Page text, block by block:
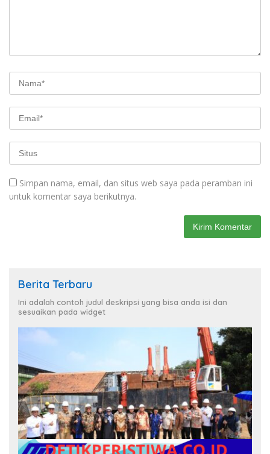
Simpan nama, email, dan situs web saya pada peramban ini
untuk komentar saya berikutnya.
Berita Terbaru
Ini adalah contoh judul deskripsi yang bisa anda isi dan
sesuaikan pada widget